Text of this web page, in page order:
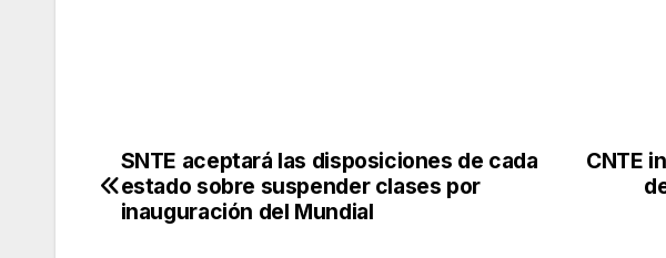
Post
navigation
CNTE
SNTE aceptará las disposiciones de cada
estado sobre suspender clases por
inauguración del Mundial